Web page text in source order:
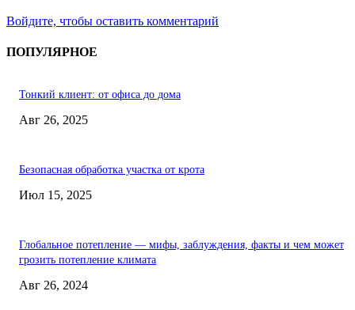
Войдите, чтобы оставить комментарий
ПОПУЛЯРНОЕ
Тонкий клиент: от офиса до дома
Авг 26, 2025
Безопасная обработка участка от крота
Июл 15, 2025
Глобальное потепление — мифы, заблуждения, факты и чем может
грозить потепление климата
Авг 26, 2024